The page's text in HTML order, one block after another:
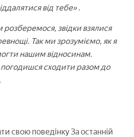
від тебе».
розберемося, звідки взялися
Так ми зрозуміємо, як я
нашим відносинам.
сходити разом до
свою поведінку За останній